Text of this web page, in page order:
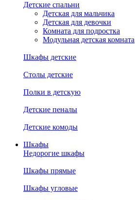
Детские спальни
Детская для мальчика
Детская для девочки
Комната для подростка
Модульная детская комната
Шкафы детские
Столы детские
Полки в детскую
Детские пеналы
Детские комоды
Шкафы
Недорогие шкафы
Шкафы прямые
Шкафы угловые